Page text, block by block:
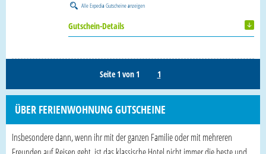
AlleExpedia Gutscheineanzeigen
Gutschein-Details
Seite 1 von 1 1
ÜBER FERIENWOHNUNG GUTSCHEINE
Insbesondere dann, wenn ihr mit der ganzen Familie oder mit mehreren